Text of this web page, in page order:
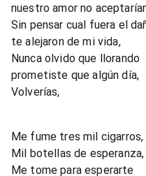
nuestro amor no
Sin pensar cual fuera el
te alejaron de mi vida,
Nunca olvido que llorando
prometiste que algún día,
Volverías,
Me fume tres mil cigarros,
Mil botellas de esperanza,
Me tome para esperarte